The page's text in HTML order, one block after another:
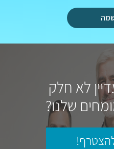
לא חלק
שלנו?